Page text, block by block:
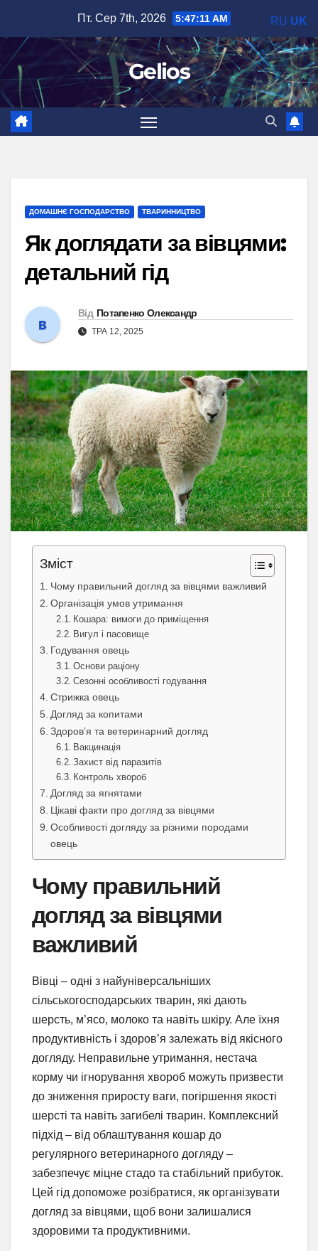
вмісту
Пт. Сер 7th, 2026 5:47:12 AM
Gelios
ДОМАШНЄ ГОСПОДАРСТВО ТВАРИННИЦТВО
Як доглядати за вівцями:
детальний гід
Від Потапенко Олександр
ТРА 12, 2025
Зміст
Чому правильний догляд за вівцями важливий
Організація умов утримання
Кошара: вимоги до приміщення
Вигул і пасовище
Годування овець
Основи раціону
Сезонні особливості годування
Стрижка овець
Догляд за копитами
Здоров’я та ветеринарний догляд
Вакцинація
Захист від паразитів
Контроль хвороб
Догляд за ягнятами
Цікаві факти про догляд за вівцями
Особливості догляду за різними породами
овець
Чому правильний
догляд за вівцями
важливий
Вівці – одні з найуніверсальніших
сільськогосподарських тварин, які дають
шерсть, м’ясо, молоко та навіть шкіру. Але їхня
продуктивність і здоров’я залежать від якісного
догляду. Неправильне утримання, нестача
корму чи ігнорування хвороб можуть призвести
до зниження приросту ваги, погіршення якості
шерсті та навіть загибелі тварин. Комплексний
підхід – від облаштування кошар до
регулярного ветеринарного догляду –
забезпечує міцне стадо та стабільний прибуток.
Цей гід допоможе розібратися, як організувати
догляд за вівцями, щоб вони залишалися
здоровими та продуктивними.
RU UK